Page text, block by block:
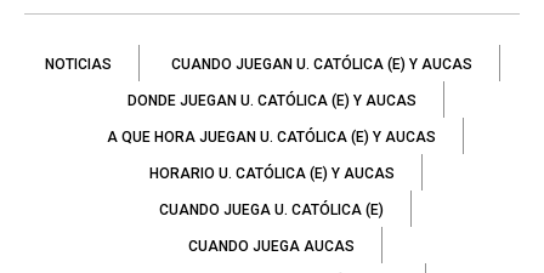
NOTICIAS CUANDO JUEGAN U. CATÓLICA (E) Y AUCAS
DONDE JUEGAN U. CATÓLICA (E) Y AUCAS
A QUE HORA JUEGAN U. CATÓLICA (E) Y AUCAS
HORARIO U. CATÓLICA (E) Y AUCAS
CUANDO JUEGA U. CATÓLICA (E)
CUANDO JUEGA AUCAS